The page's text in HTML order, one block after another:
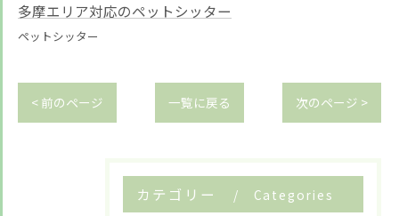
多摩エリア対応のペットシッター
ペットシッター
< 前のページ 一覧に戻る 次のページ >
カテゴリー Categories